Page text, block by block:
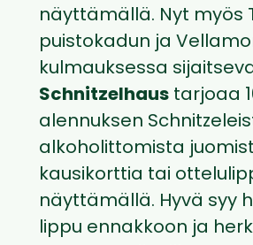
näyttämällä. Nyt myös
puistokadun ja
kulmauksessa
Schnitzelhaus tarjoaa
alennuksen
alkoholittomista
kausikorttia tai
näyttämällä. Hyvä syy
lippu ennakkoon ja